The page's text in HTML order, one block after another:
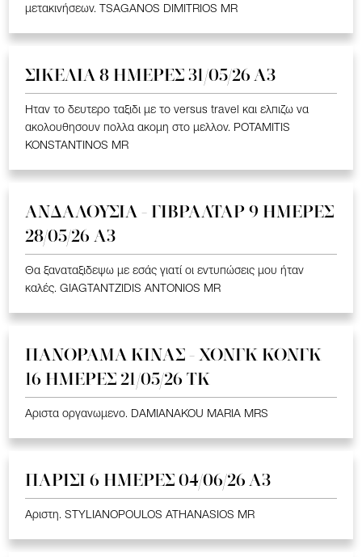
μετακινήσεων. TSAGANOS DIMITRIOS MR
ΣΙΚΕΛΙΑ 8 ΗΜΕΡΕΣ 31/05/26 Α3
Ηταν το δευτερο ταξιδι με το versus travel και ελπιζω να
ακολουθησουν πολλα ακομη στο μελλον. POTAMITIS
KONSTANTINOS MR
ΑΝΔΑΛΟΥΣΙΑ - ΓΙΒΡΑΛΤΑΡ 9 ΗΜΕΡΕΣ
28/05/26 A3
Θα ξαναταξιδεψω με εσάς γιατί οι εντυπώσεις μου ήταν
καλές. GIAGTANTZIDIS ANTONIOS MR
ΠΑΝΟΡΑΜΑ ΚΙΝΑΣ - ΧΟΝΓΚ ΚΟΝΓΚ
16 ΗΜΕΡΕΣ 21/05/26 TK
Αριστα οργανωμενο. DAMIANAKOU MARIA MRS
ΠΑΡΙΣΙ 6 ΗΜΕΡΕΣ 04/06/26 Α3
Αριστη. STYLIANOPOULOS ATHANASIOS MR